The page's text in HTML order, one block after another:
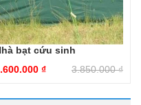
bạt cứu sinh
3.850.000₫
₫